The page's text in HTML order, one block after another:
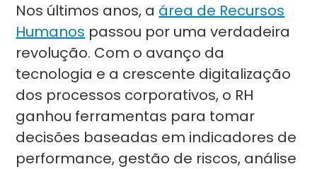
Nos últimos anos, a área de Recursos
Humanos passou por uma verdadeira
revolução. Com o avanço da
tecnologia e a crescente digitalização
dos processos corporativos, o RH
ganhou ferramentas para tomar
decisões baseadas em indicadores de
performance, gestão de riscos, análise